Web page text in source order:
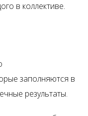
в коллективе.
заполняются в
результаты.